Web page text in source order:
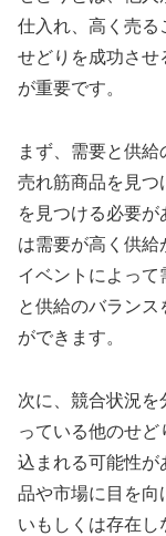
仕入れ、高く売る
せどりを成功させ
が重要です。
まず、需要と供給
売れ筋商品を見つ
を見つける必要
は需要が高く供
イベントによっ
と供給のバラン
ができます。
次に、競合状況を
っている他のせ
込まれる可能性が
品や市場に目を向
いもしくは存在し